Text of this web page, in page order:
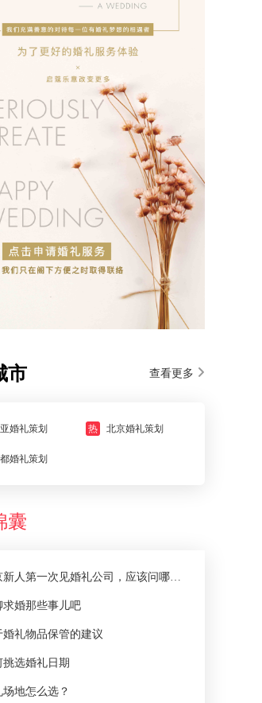
市 查看更多
婚礼策划 热 北京婚礼策划
婚礼策划
囊
求婚那些事儿吧
婚礼物品保管的建议
挑选婚礼日期
场地怎么选？